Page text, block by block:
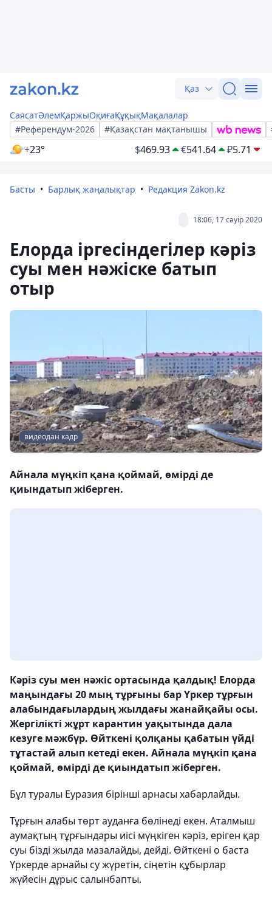
Қаз
СаясатӘлемҚаржыОқиғаҚұқықМақалалар
#Референдум-2026
#Қазақстан мақтанышы
+23° $469.93 €541.64 ₽5.71
Басты Барлық жаңалықтар Редакция Zakon.kz
18:06, 17 сәуір 2020
Елорда іргесіндегілер кәріз
суы мен нәжіске батып
отыр
видеодан кадр
Айнала мүңкіп қана қоймай, өмірді де
қиындатып жіберген.
Кәріз суы мен нәжіс ортасында қалдық! Елорда
маңындағы 20 мың тұрғыны бар Үркер тұрғын
алабындағылардың жылдағы жанайқайы осы.
Жергілікті жұрт карантин уақытында дала
кезуге мәжбүр. Өйткені қолқаны қабатын үйді
тұтастай алып кетеді екен. Айнала мүңкіп қана
қоймай, өмірді де қиындатып жіберген.
Бұл туралы Еуразия бірінші арнасы хабарлайды.
Тұрғын алабы төрт ауданға бөлінеді екен. Аталмыш
аумақтың тұрғындары иісі мүңкіген кәріз, еріген қар
суы бізді жылда мазалайды, дейді. Өйткені о баста
Үркерде арнайы су жүретін, сіңетін құбырлар
жүйесін дұрыс салынбапты.